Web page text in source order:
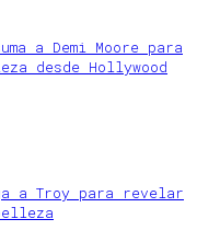
a Demi Moore para
desde Hollywood
a Troy para revelar